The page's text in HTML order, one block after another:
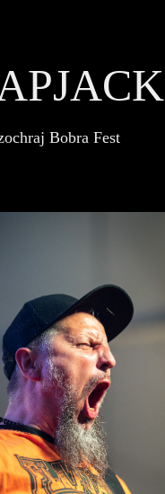
Bobra Fest